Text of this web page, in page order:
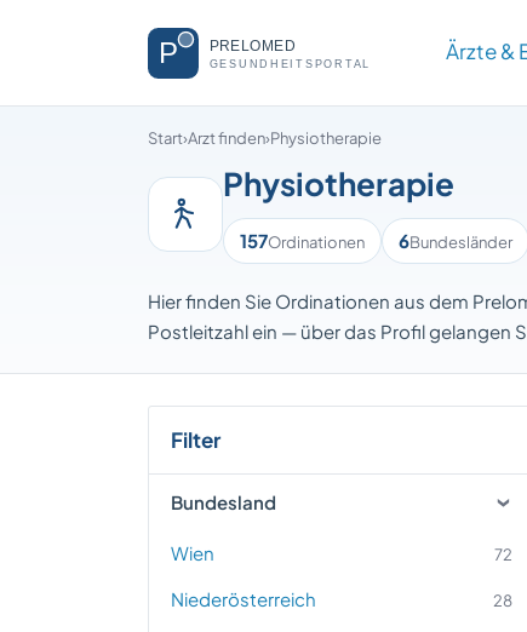
Ärzte &
Start›Arzt finden›Physiotherapie
Physiotherapie
157Ordinationen 6Bundesländer
Hier finden Sie Ordinationen aus dem
Postleitzahl ein — über das Profil gelangen
Filter
Bundesland
Wien 72
Niederösterreich 28